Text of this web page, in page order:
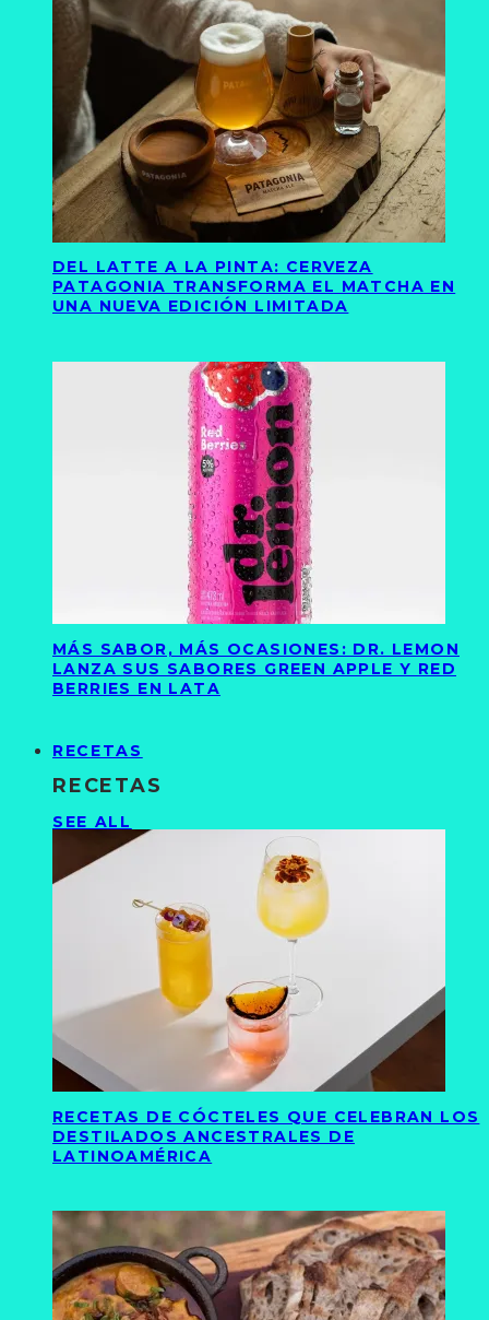
DEL LATTE A LA PINTA: CERVEZA
PATAGONIA TRANSFORMA EL MATCHA EN
UNA NUEVA EDICIÓN LIMITADA
MÁS SABOR, MÁS OCASIONES: DR. LEMON
LANZA SUS SABORES GREEN APPLE Y RED
BERRIES EN LATA
RECETAS
RECETAS
SEE ALL
RECETAS DE CÓCTELES QUE CELEBRAN LOS
DESTILADOS ANCESTRALES DE
LATINOAMÉRICA